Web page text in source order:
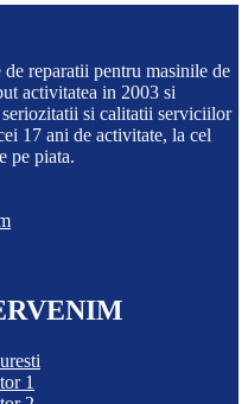
reparatii pentru masinile de
activitatea in 2003 si
si calitatii serviciilor
17 ani de activitate, la cel
pe piata.
1